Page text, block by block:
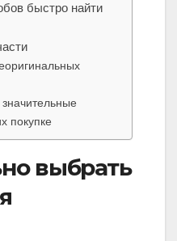
быстро найти
покупке
выбрать